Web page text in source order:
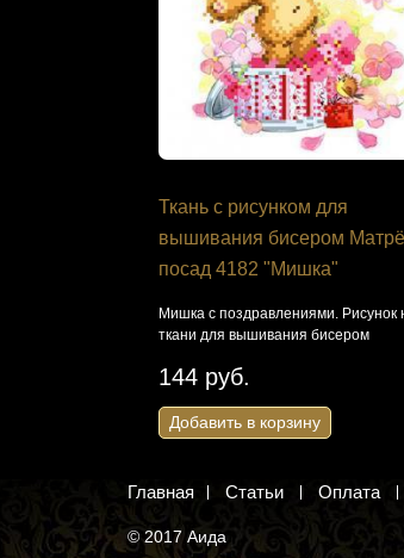
Ткань с рисунком для
вышивания бисером Матрёнин
посад 4182 "Мишка"
Мишка с поздравлениями. Рисунок на
ткани для вышивания бисером
144 руб.
Добавить в корзину
Главная Статьи Оплата
© 2017 Аида